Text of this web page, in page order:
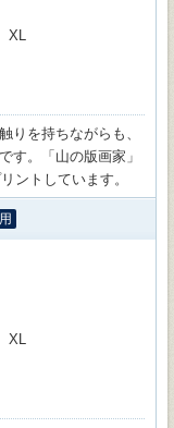
XL
りを持ちながらも、
す。「山の版画家」
ントしています。
XL